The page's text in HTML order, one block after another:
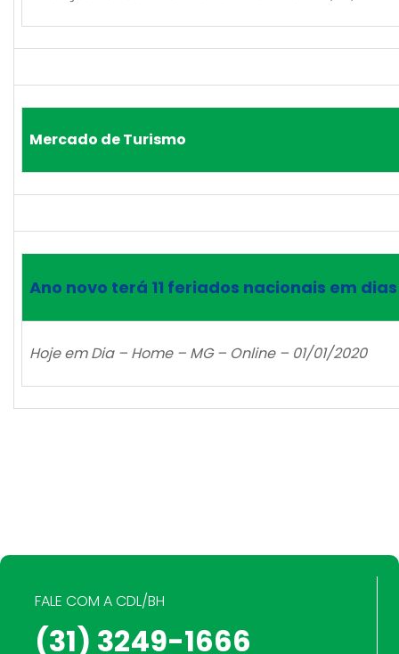
Mercado de Turismo
Ano novo terá 11 feriados nacionais em
Hoje em Dia – Home – MG – Online – 01/01/2020
FALE COM A CDL/BH
(31) 3249-1666